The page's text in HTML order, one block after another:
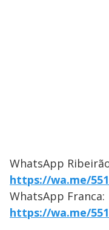
WhatsApp
https://wa.me/
WhatsApp Franca:
https://wa.me/